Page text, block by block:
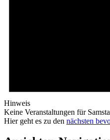
Hinweis
Keine Veranstaltungen für
Hier geht es zu den nächsten